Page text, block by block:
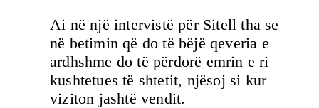
Ai në një intervistë për Sitell tha se
në betimin që do të bëjë qeveria e
ardhshme do të përdorë emrin e ri
kushtetues të shtetit, njësoj si kur
viziton jashtë vendit.